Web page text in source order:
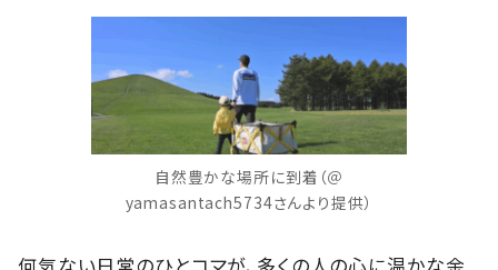
自然豊かな場所に到着（＠
yamasantach5734さんより提供）